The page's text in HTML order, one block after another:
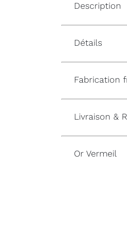
Description
Détails
Fabrication
Livraison &
Or Vermeil